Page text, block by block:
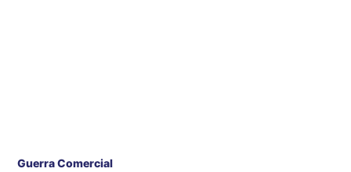
Guerra Comercial